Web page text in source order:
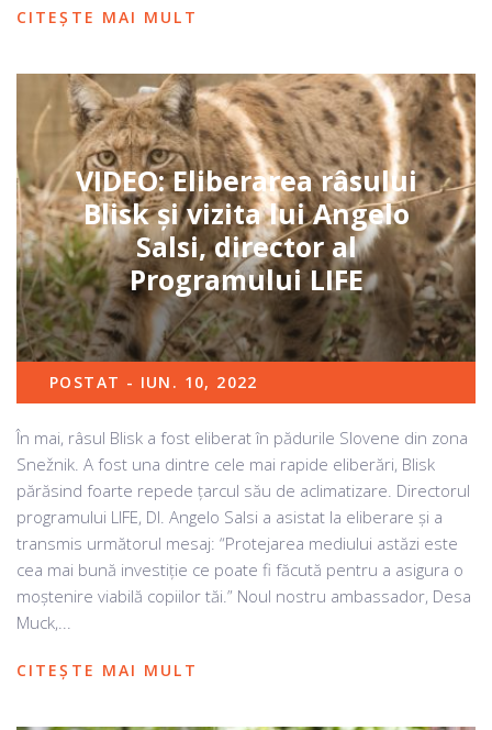
CITEȘTE MAI MULT
VIDEO: Eliberarea râsului
Blisk și vizita lui Angelo
Salsi, director al
Programului LIFE
POSTAT - IUN. 10, 2022
În mai, râsul Blisk a fost eliberat în pădurile Slovene din zona
Snežnik. A fost una dintre cele mai rapide eliberări, Blisk
părăsind foarte repede țarcul său de aclimatizare. Directorul
programului LIFE, Dl. Angelo Salsi a asistat la eliberare și a
transmis următorul mesaj: “Protejarea mediului astăzi este
cea mai bună investiție ce poate fi făcută pentru a asigura o
moștenire viabilă copiilor tăi.” Noul nostru ambassador, Desa
Muck,...
CITEȘTE MAI MULT